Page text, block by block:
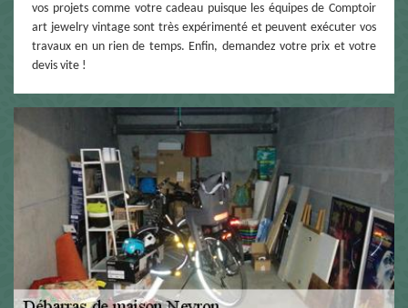
vos projets comme votre cadeau puisque les équipes de Comptoir
art jewelry vintage sont très expérimenté et peuvent exécuter vos
travaux en un rien de temps. Enfin, demandez votre prix et votre
devis vite !